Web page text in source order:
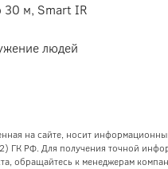
30 м, Smart IR
людей
на сайте, носит
ГК РФ. Для получения точной
обращайтесь к менеджерам